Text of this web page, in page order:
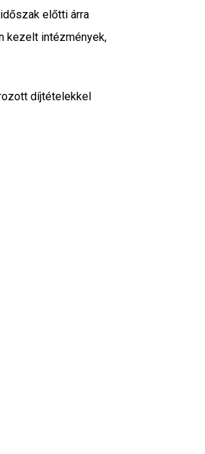
előtti árra
kezelt intézmények,
díjtételekkel